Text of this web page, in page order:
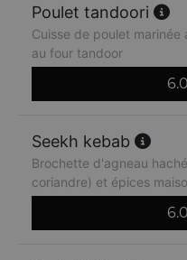
Poulet tandoori
Cuisse de poulet marinée
au four tandoor
Seekh kebab
Brochette d'agneau
coriandre) et épices